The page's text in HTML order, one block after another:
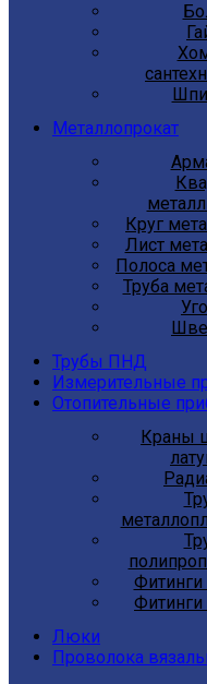
Металлопрокат
Круг
Лист
Полоса
Труба
Трубы ПНД
Измерительные
Отопительные
Краны
Фитинги
Фитинги
Люки
Проволока